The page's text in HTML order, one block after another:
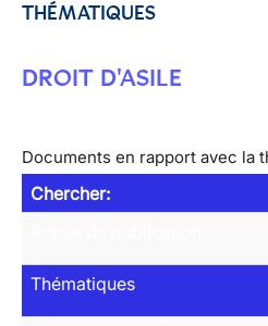
THÉMATIQUES
DROIT D'ASILE
Documents en rapport avec la
Chercher:
Thématiques